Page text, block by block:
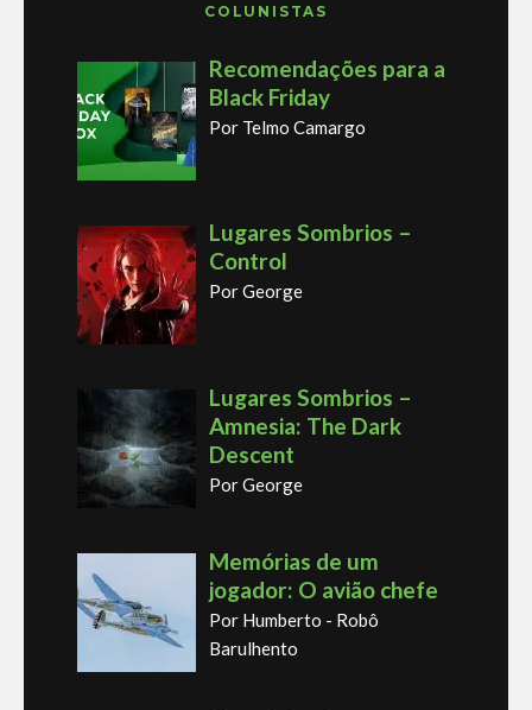
COLUNISTAS
Recomendações para a
Black Friday
Por Telmo Camargo
Lugares Sombrios –
Control
Por George
Lugares Sombrios –
Amnesia: The Dark
Descent
Por George
Memórias de um
jogador: O avião chefe
Por Humberto - Robô
Barulhento